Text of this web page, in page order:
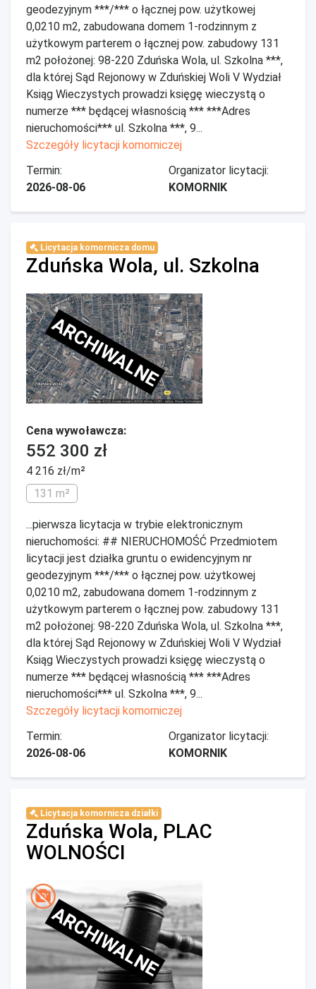
geodezyjnym ***/*** o łącznej pow. użytkowej
0,0210 m2, zabudowana domem 1-rodzinnym z
użytkowym parterem o łącznej pow. zabudowy 131
m2 położonej: 98-220 Zduńska Wola, ul. Szkolna ***,
dla której Sąd Rejonowy w Zduńskiej Woli V Wydział
Ksiąg Wieczystych prowadzi księgę wieczystą o
numerze *** będącej własnością *** ***Adres
nieruchomości*** ul. Szkolna ***, 9...
Szczegóły licytacji komorniczej
Termin:
2026-08-06
Organizator licytacji:
KOMORNIK
Licytacja komornicza domu
Zduńska Wola, ul. Szkolna
ARCHIWALNE
Cena wywoławcza:
552 300 zł
4 216 zł/m²
131 m²
...pierwsza licytacja w trybie elektronicznym
nieruchomości: ## NIERUCHOMOŚĆ Przedmiotem
licytacji jest działka gruntu o ewidencyjnym nr
geodezyjnym ***/*** o łącznej pow. użytkowej
0,0210 m2, zabudowana domem 1-rodzinnym z
użytkowym parterem o łącznej pow. zabudowy 131
m2 położonej: 98-220 Zduńska Wola, ul. Szkolna ***,
dla której Sąd Rejonowy w Zduńskiej Woli V Wydział
Ksiąg Wieczystych prowadzi księgę wieczystą o
numerze *** będącej własnością *** ***Adres
nieruchomości*** ul. Szkolna ***, 9...
Szczegóły licytacji komorniczej
Termin:
2026-08-06
Organizator licytacji:
KOMORNIK
Licytacja komornicza działki
Zduńska Wola, PLAC
WOLNOŚCI
ARCHIWALNE